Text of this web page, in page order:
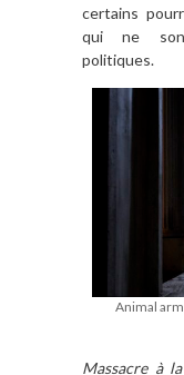
certains
qui ne sont
politiques.
Animal
Massacre à